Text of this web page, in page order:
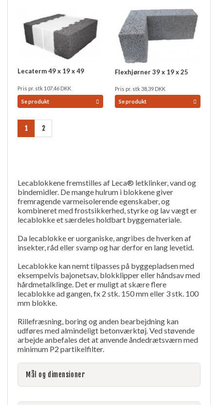
Lecaterm 49 x 19 x 49
Pris pr. stk 107,46 DKK
Se produkt
Flexhjørner 39 x 19 x 25
Pris pr. stk38,39 DKK
Se produkt
1 2
Lecablokkene fremstilles af Leca® letklinker, vand og
bindemidler. De mange hulrum i blokkene giver
fremragende varmeisolerende egenskaber, og
kombineret med frostsikkerhed, styrke og lav vægt er
lecablokke et særdeles holdbart byggemateriale.
Da lecablokke er uorganiske, angribes de hverken af
insekter, råd eller svamp og har derfor en lang levetid.
Lecablokke kan nemt tilpasses på byggepladsen med
eksempelvis bajonetsav, blokklipper eller håndsav med
hårdmetalklinge. Det er muligt at skære flere
lecablokke ad gangen, fx 2 stk. 150 mm eller 3 stk. 100
mm blokke.
Rillefræsning, boring og anden bearbejdning kan
udføres med almindeligt betonværktøj. Ved støvende
arbejde anbefales det at anvende åndedrætsværn med
minimum P2 partikelfilter.
Mål og dimensioner